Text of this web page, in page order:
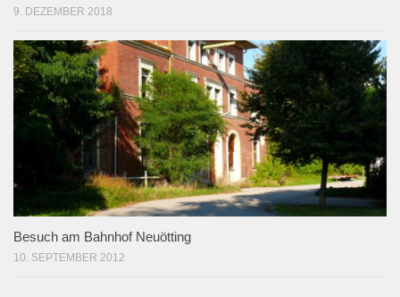
9. DEZEMBER 2018
Besuch am Bahnhof Neuötting
10. SEPTEMBER 2012